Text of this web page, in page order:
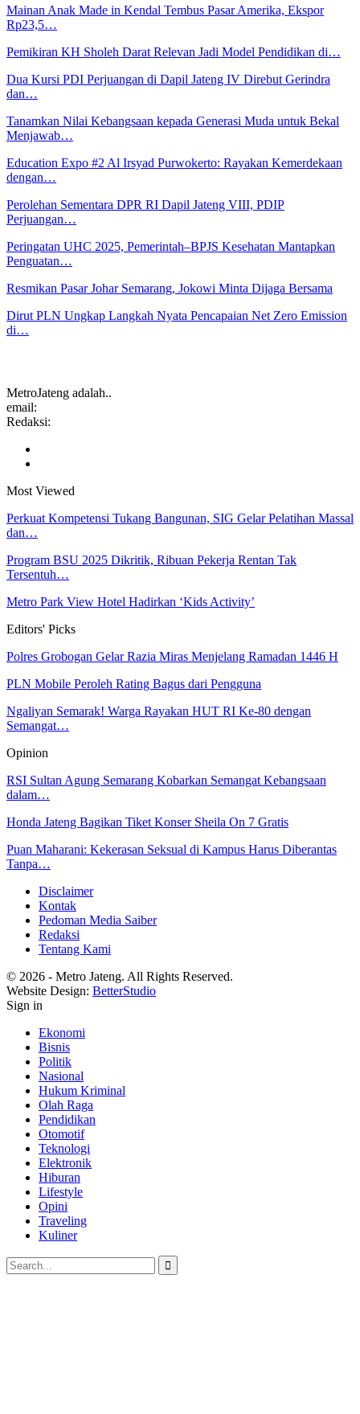
Mainan Anak Made in Kendal Tembus Pasar Amerika, Ekspor
Rp23,5…
Pemikiran KH Sholeh Darat Relevan Jadi Model Pendidikan di…
Dua Kursi PDI Perjuangan di Dapil Jateng IV Direbut Gerindra
dan…
Tanamkan Nilai Kebangsaan kepada Generasi Muda untuk Bekal
Menjawab…
Education Expo #2 Al Irsyad Purwokerto: Rayakan Kemerdekaan
dengan…
Perolehan Sementara DPR RI Dapil Jateng VIII, PDIP
Perjuangan…
Peringatan UHC 2025, Pemerintah–BPJS Kesehatan Mantapkan
Penguatan…
Resmikan Pasar Johar Semarang, Jokowi Minta Dijaga Bersama
Dirut PLN Ungkap Langkah Nyata Pencapaian Net Zero Emission
di…
MetroJateng adalah..
email:
Redaksi:
Most Viewed
Perkuat Kompetensi Tukang Bangunan, SIG Gelar Pelatihan Massal
dan…
Program BSU 2025 Dikritik, Ribuan Pekerja Rentan Tak
Tersentuh…
Metro Park View Hotel Hadirkan ‘Kids Activity’
Editors' Picks
Polres Grobogan Gelar Razia Miras Menjelang Ramadan 1446 H
PLN Mobile Peroleh Rating Bagus dari Pengguna
Ngaliyan Semarak! Warga Rayakan HUT RI Ke-80 dengan
Semangat…
Opinion
RSI Sultan Agung Semarang Kobarkan Semangat Kebangsaan
dalam…
Honda Jateng Bagikan Tiket Konser Sheila On 7 Gratis
Puan Maharani: Kekerasan Seksual di Kampus Harus Diberantas
Tanpa…
Disclaimer
Kontak
Pedoman Media Saiber
Redaksi
Tentang Kami
© 2026 - Metro Jateng. All Rights Reserved.
Website Design: BetterStudio
Sign in
Ekonomi
Bisnis
Politik
Nasional
Hukum Kriminal
Olah Raga
Pendidikan
Otomotif
Teknologi
Elektronik
Hiburan
Lifestyle
Opini
Traveling
Kuliner